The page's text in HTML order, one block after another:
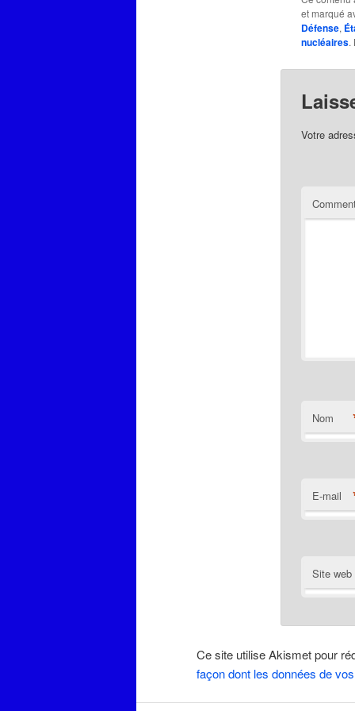
et marqué
Défense,
nucléaires.
Votre
Nom
E-mail
Site web
Ce site utilise Akismet pour
façon dont les données de